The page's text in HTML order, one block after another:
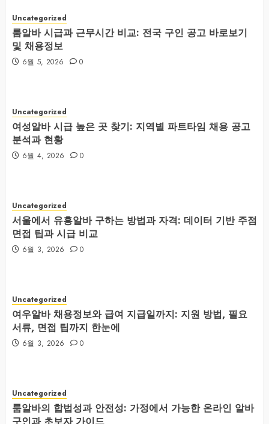
Uncategorized
룸알바 시급과 근무시간 비교: 전국 구인 공고 바로보기
및 채용정보
6월 5, 2026 0
Uncategorized
여성알바 시급 높은 곳 찾기: 지역별 파트타임 채용 공고
분석과 현황
6월 4, 2026 0
Uncategorized
서울에서 유흥알바 구하는 방법과 자격: 데이터 기반 주점
면접 팁과 시급 비교
6월 3, 2026 0
Uncategorized
여우알바 채용정보와 급여 지급일까지: 지원 방법, 필요
서류, 면접 팁까지 한눈에
6월 3, 2026 0
Uncategorized
룸알바의 합법성과 안전성: 가정에서 가능한 온라인 알바